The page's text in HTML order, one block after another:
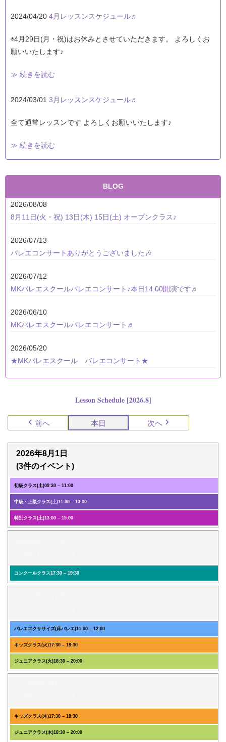
2024/04/20 4月レッスンスケジュール♬
◉4月29日(月・祝)はお休みとさせていただきます。 よろしくお
願いいたします♪
≫ 続きを読む
2024/03/01 3月レッスンスケジュール♬
全て通常レッスンです よろしくお願いいたします♪
≫ 続きを読む
BLOG
2026/08/08
8月11日(火・祝) 13日(木) 15日(土) オープンクラス♪
2026/07/13
バレエコンサートありがとうございました🎶
2026/07/12
MKバレエスクールバレエコンサート♪本日14:00開演です♬
2026/06/10
MKバレエスクールバレエコンサート♬
2026/05/20
★MKバレエスクール バレエコンサート★
Lesson Schedule [2026.8]
前へ 本日 次へ
2026年8月1日
(3件のイベント)
初級クラス(土)09:30 – 11:00
中級・上級クラス(土)11:00 – 13:00
特別クラス(土)13:00 – 15:00
コンクールクラス17:30 – 19:30
バレエエクササイズ(床バレエ)11:00 – 12:00
キッズクラス(火)17:30 – 18:30
ジュニアクラス(火)18:30 – 20:00
キッズクラス(木)17:30 – 18:30
ジュニアクラス(木)18:30 – 20:00